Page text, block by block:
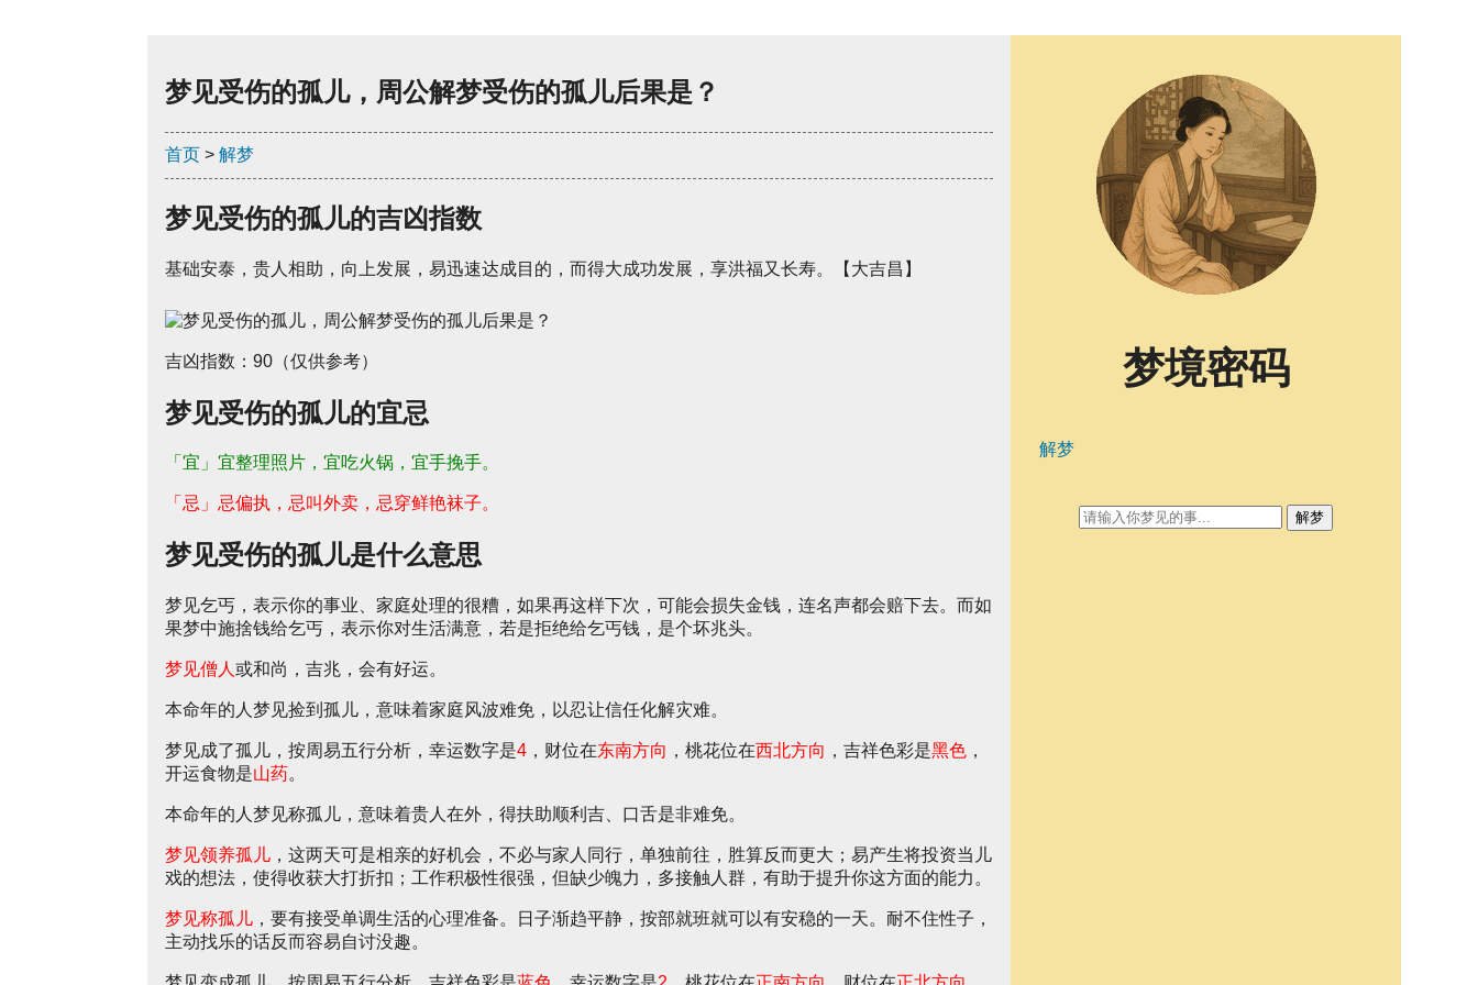
梦见受伤的孤儿，周公解梦受伤的孤儿后果是？
首页 > 解梦
梦见受伤的孤儿的吉凶指数
基础安泰，贵人相助，向上发展，易迅速达成目的，而得大成功发展，享洪福又长寿。【大吉昌】
吉凶指数：90（仅供参考）
梦见受伤的孤儿的宜忌
「宜」宜整理照片，宜吃火锅，宜手挽手。
「忌」忌偏执，忌叫外卖，忌穿鲜艳袜子。
梦见受伤的孤儿是什么意思
梦见乞丐，表示你的事业、家庭处理的很糟，如果再这样下次，可能会损失金钱，连名声都会赔下去。而如
果梦中施捨钱给乞丐，表示你对生活满意，若是拒绝给乞丐钱，是个坏兆头。
梦见僧人 或和尚，吉兆，会有好运。
本命年的人梦见捡到孤儿，意味着家庭风波难免，以忍让信任化解灾难。
梦见成了孤儿，按周易五行分析，幸运数字是4 ，财位在东南方向 ，桃花位在西北方向 ，吉祥色彩是黑色 ，
开运食物是山药。
本命年的人梦见称孤儿，意味着贵人在外，得扶助顺利吉、口舌是非难免。
梦见领养孤儿 ，这两天可是相亲的好机会，不必与家人同行，单独前往，胜算反而更大；易产生将投资当儿
戏的想法，使得收获大打折扣；工作积极性很强，但缺少魄力，多接触人群，有助于提升你这方面的能力。
梦见称孤儿 ，要有接受单调生活的心理准备。日子渐趋平静，按部就班就可以有安稳的一天。耐不住性子，
主动找乐的话反而容易自讨没趣。
梦境密码
解梦
解梦